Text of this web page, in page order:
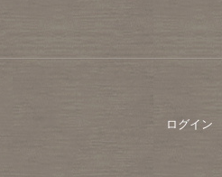
ログイン